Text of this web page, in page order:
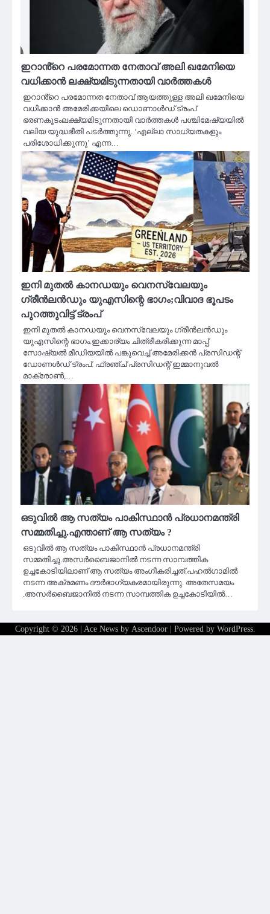
ഇറാൻ്റെ പരമോന്നത നേതാവ് അലി ഖമേനിയെ
വധിക്കാൻ ലക്ഷ്യമിടുന്നതായി വാർത്തകൾ
ഇറാൻ്റെ പരമോന്നത നേതാവ് ആയത്തുള്ള അലി ഖമേനിയെ
വധിക്കാൻ അമേരിക്കയിലെ ഡൊണാൾഡ് ട്രംപ്
ഭരണകൂടംലക്ഷ്യമിടുന്നതായി വാർത്തകൾ പശ്ചിമേഷ്യയിൽ
വലിയ യുദ്ധഭീതി പടർത്തുന്നു. ‘എല്ലാ സാധ്യതകളും
പരിശോധിക്കുന്നു’ എന്ന…
ഇനി മുതൽ കാനഡയും വെനസ്വേലയും
ഗ്രീന്‍ലന്‍ഡും യുഎസിന്റെ ഭാഗം;വിവാദ ഭൂപടം
പുറത്തുവിട്ട് ട്രംപ്
ഇനി മുതൽ കാനഡയും വെനസ്വേലയും ഗ്രീന്‍ലന്‍ഡും
യുഎസിന്റെ ഭാഗം.ഇക്കാര്യം ചിത്രീകരിക്കുന്ന മാപ്പ്
സോഷ്യല്‍ മീഡിയയില്‍ പങ്കുവെച്ച് അമേരിക്കന്‍ പ്രസിഡന്റ്
ഡോണള്‍ഡ് ട്രംപ്. ഫ്രഞ്ച് പ്രസിഡന്റ് ഇമ്മാനുവല്‍
മാക്രോണ്‍,…
ഒടുവിൽ ആ സത്യം പാകിസ്ഥാൻ പ്രധാനമന്ത്രി
സമ്മതിച്ചു.എന്താണ് ആ സത്യം ?
ഒടുവിൽ ആ സത്യം പാകിസ്ഥാൻ പ്രധാനമന്ത്രി
സമ്മതിച്ചു.അസർബൈജാനിൽ നടന്ന സാമ്പത്തിക
ഉച്ചകോടിയിലാണ് ആ സത്യം അംഗീകരിച്ചത്.പഹൽഗാമിൽ
നടന്ന അക്രമണം ദൗർഭാഗ്യകരമായിരുന്നു. അതേസമയം
.അസർബൈജാനിൽ നടന്ന സാമ്പത്തിക ഉച്ചകോടിയിൽ…
Copyright © 2026 | Ace News by Ascendoor| Powered by WordPress.